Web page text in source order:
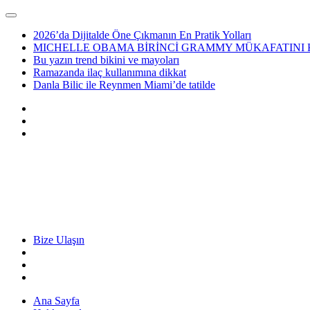
2026’da Dijitalde Öne Çıkmanın En Pratik Yolları
MICHELLE OBAMA BİRİNCİ GRAMMY MÜKAFATINI
Bu yazın trend bikini ve mayoları
Ramazanda ilaç kullanımına dikkat
Danla Bilic ile Reynmen Miami’de tatilde
Bize Ulaşın
Ana Sayfa